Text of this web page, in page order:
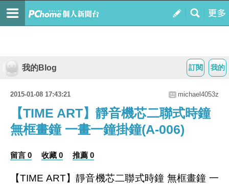
我的
訂閱
我的Blog
2015-01-08 17:43:21 michael4053z
【TIME ART】靜音機芯二聯式時鐘
無框畫鐘 一畫一鐘掛鐘(A-006)
留言 0 收藏 0 推薦 0
【TIME ART】靜音機芯二聯式時鐘 無框畫鐘 一